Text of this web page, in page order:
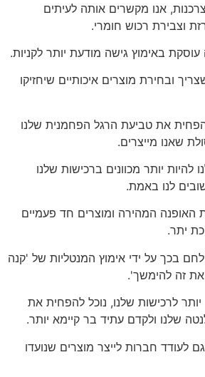
אנו מקשרים אותה לעיתים
וצבירת רכוש חומרי.
באימוץ גישה מודעת יותר לקניות.
ובחירת מוצרים איכותיים שיחזיקו
את טביעת הרגל הפחמנית שלנו
שאנו מייצרים.
יותר מכוונים ברכישות שלנו
לנו באמת.
האופנה המהירה ומוצרים חד פעמיים
יתר.
בכך על ידי אימוץ המנטליות של 'קנה
זה להימשך'.
לרכישות שלנו, נוכל להפחית את
שלנו ולקדם עתיד בר קיימא יותר.
לעודד חברות לייצר מוצרים שנועדו